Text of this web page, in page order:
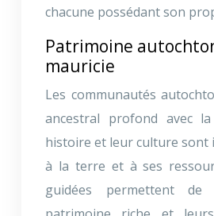
chacune possédant son
Patrimoine
mauricie
Les communautés
ancestral profond avec
histoire et leur culture sont
à la terre et à ses
guidées permettent de